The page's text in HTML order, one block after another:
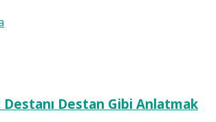
Destanı Destan Gibi Anlatmak